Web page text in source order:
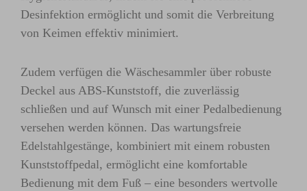
Desinfektion ermöglicht und somit die Verbreitung
von Keimen effektiv minimiert.
Zudem verfügen die Wäschesammler über robuste
Deckel aus ABS-Kunststoff, die zuverlässig
schließen und auf Wunsch mit einer Pedalbedienung
versehen werden können. Das wartungsfreie
Edelstahlgestänge, kombiniert mit einem robusten
Kunststoffpedal, ermöglicht eine komfortable
Bedienung mit dem Fuß – eine besonders wertvolle